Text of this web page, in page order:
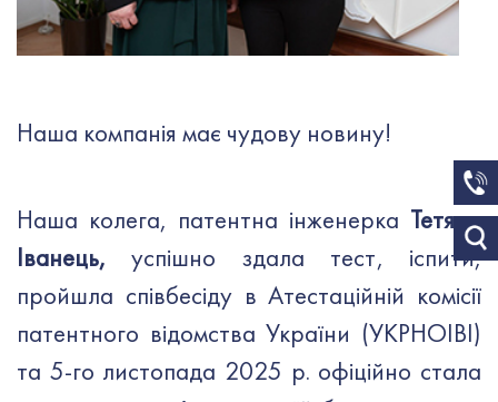
Наша компанія має чудову новину!
Наша колега, патентна інженерка
Тетяна
Іванець, успішно здала тест, іспити,
пройшла співбесіду в Атестаційній комісії
патентного відомства України (УКРНОІВІ)
та 5-го листопада 2025 р. офіційно стала